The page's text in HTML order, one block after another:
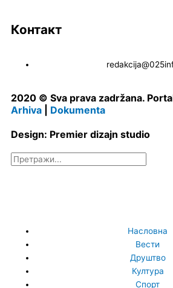
Контакт
2020 © Sva prava zadržana.
Arhiva
Dokumenta
Design: Premier dizajn studio
Претрага
Насловна
Вести
Друштво
Култура
Спорт